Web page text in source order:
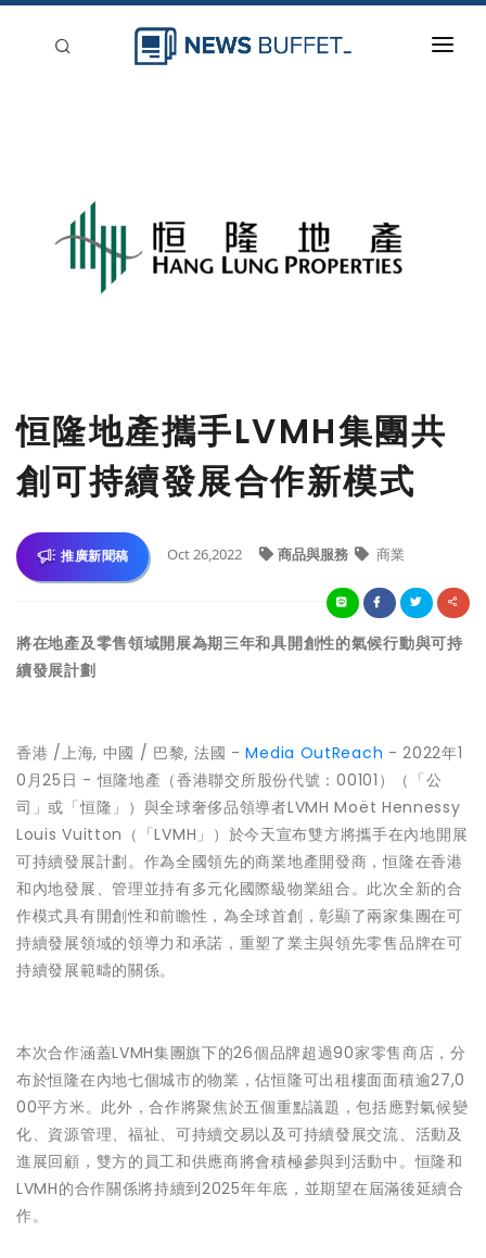
刊登
恒隆地產攜手LVMH集團共
創可持續發展合作新模式
推廣新聞稿 Oct 26,2022 商品與服務 商業
將在地產及零售領域開展為期三年和具開創性的氣候行動與可持
續發展計劃
香港 /上海, 中國 / 巴黎, 法國 -Media OutReach - 2022年1
0月25日 - 恒隆地產（香港聯交所股份代號：00101）（「公
司」或「恒隆」）與全球奢侈品領導者LVMH Moët Hennessy
Louis Vuitton（「LVMH」）於今天宣布雙方將攜手在內地開展
可持續發展計劃。作為全國領先的商業地產開發商，恒隆在香港
和內地發展、管理並持有多元化國際級物業組合。此次全新的合
作模式具有開創性和前瞻性，為全球首創，彰顯了兩家集團在可
持續發展領域的領導力和承諾，重塑了業主與領先零售品牌在可
持續發展範疇的關係。
本次合作涵蓋LVMH集團旗下的26個品牌超過90家零售商店，分
布於恒隆在內地七個城市的物業，佔恒隆可出租樓面面積逾27,0
00平方米。此外，合作將聚焦於五個重點議題，包括應對氣候變
化、資源管理、福祉、可持續交易以及可持續發展交流、活動及
進展回顧，雙方的員工和供應商將會積極參與到活動中。恒隆和
LVMH的合作關係將持續到2025年年底，並期望在屆滿後延續合
作。